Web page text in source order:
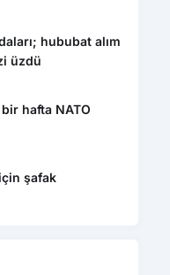
hububat alım
üzdü
hafta NATO
şafak